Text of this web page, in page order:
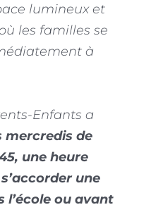
lumineux et
les familles se
à
Enfants a
mercredis de
une heure
une
l’école ou avant